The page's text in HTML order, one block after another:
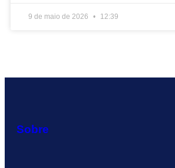
9 de maio de 2026 12:39
Sobre